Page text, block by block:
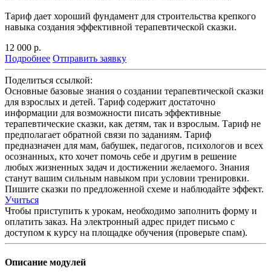
Тариф дает хороший фундамент для строительства крепкого
навыка создания эффективной терапевтической сказки.
12 000 р.
Подробнее Отправить заявку
Поделиться ссылкой:
Основные базовые знания о создании терапевтической сказки
для взрослых и детей. Тариф содержит достаточно
информации для возможности писать эффективные
терапевтические сказки, как детям, так и взрослым. Тариф не
предполагает обратной связи по заданиям. Тариф
предназначен для мам, бабушек, педагогов, психологов и всех
осознанных, кто хочет помочь себе и другим в решение
любых жизненных задач и достижении желаемого. Знания
станут вашим сильным навыком при условии тренировки.
Пишите сказки по предложенной схеме и наблюдайте эффект.
Учиться
Чтобы приступить к урокам, необходимо заполнить форму и
оплатить заказ. На электронный адрес придет письмо с
доступом к курсу на площадке обучения (проверьте спам).
Описание модулей